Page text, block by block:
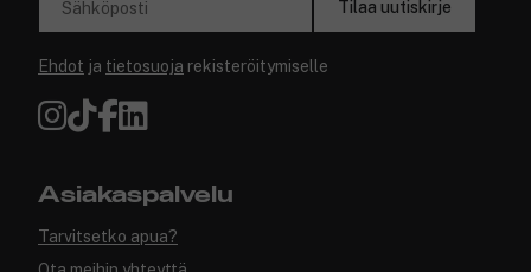
Sähköposti Tilaa uutiskirje
Ehdot ja tietosuoja rekisteröitymiselle
Asiakaspalvelu
Tarvitsetko apua?